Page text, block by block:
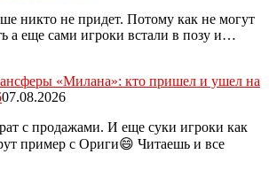
никто не придет. Потому как не могут
а еще сами игроки встали в позу и…
«Милана»: кто пришел и ушел на
07.08.2026
с продажами. И еще суки игроки как
пример с Ориги😄 Читаешь и все